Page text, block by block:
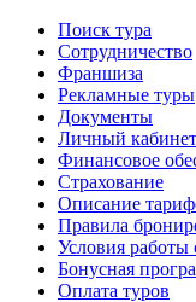
Поиск тура
Сотрудничество
Франшиза
Рекламные туры
Документы
Личный кабинет
Финансовое
Страхование
Описание
Правила
Условия работы
Бонусная
Оплата туров